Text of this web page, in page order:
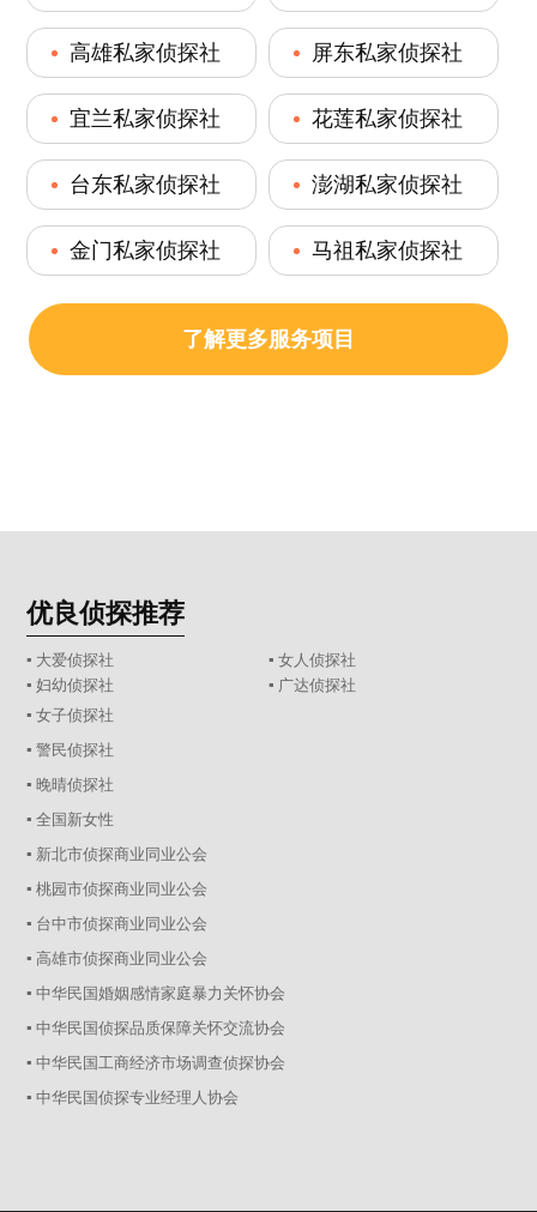
高雄私家侦探社 屏东私家侦探社
宜兰私家侦探社 花莲私家侦探社
台东私家侦探社 澎湖私家侦探社
金门私家侦探社 马祖私家侦探社
了解更多服务项目
优良侦探推荐
▪ 大爱侦探社
▪ 女人侦探社
▪ 妇幼侦探社
▪ 广达侦探社
▪ 女子侦探社
▪ 警民侦探社
▪ 晚晴侦探社
▪ 全国新女性
▪ 新北市侦探商业同业公会
▪ 桃园市侦探商业同业公会
▪ 台中市侦探商业同业公会
▪ 高雄市侦探商业同业公会
▪ 中华民国婚姻感情家庭暴力关怀协会
▪ 中华民国侦探品质保障关怀交流协会
▪ 中华民国工商经济市场调查侦探协会
▪ 中华民国侦探专业经理人协会